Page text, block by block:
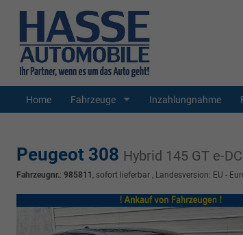
Home Fahrzeuge Inzahlungnahme
Peugeot 308 Hybrid 145 GT e-
Fahrzeugnr.: 985811 , sofort lieferbar , Landesversion: EU -